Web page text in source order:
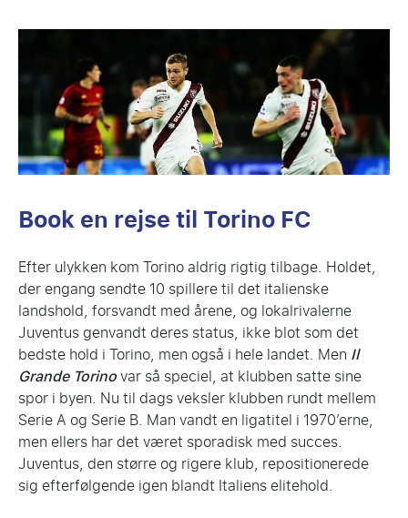
Book en rejse til Torino FC
Efter ulykken kom Torino aldrig rigtig tilbage. Holdet,
der engang sendte 10 spillere til det italienske
landshold, forsvandt med årene, og lokalrivalerne
Juventus genvandt deres status, ikke blot som det
bedste hold i Torino, men også i hele landet. Men Il
Grande Torinovar så speciel, at klubben satte sine
spor i byen. Nu til dags veksler klubben rundt mellem
Serie A og Serie B. Man vandt en ligatitel i 1970’erne,
men ellers har det været sporadisk med succes.
Juventus, den større og rigere klub, repositionerede
sig efterfølgende igen blandt Italiens elitehold.